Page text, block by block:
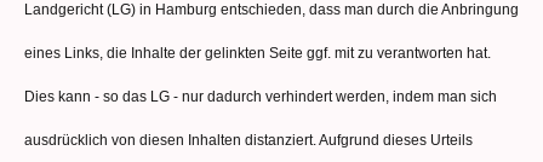
Landgericht (LG) in Hamburg entschieden, dass man durch die Anbringung
eines Links, die Inhalte der gelinkten Seite ggf. mit zu verantworten hat.
Dies kann - so das LG - nur dadurch verhindert werden, indem man sich
ausdrücklich von diesen Inhalten distanziert. Aufgrund dieses Urteils